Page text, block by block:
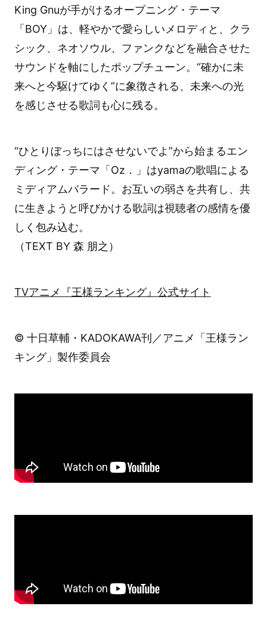
King Gnuが手がけるオープニング・テーマ
「BOY」は、軽やかで愛らしいメロディと、クラ
シック、ネオソウル、ファンクなどを融合させた
サウンドを軸にしたポップチューン。“確かに未
来へと今駆けてゆく”に象徴される、未来への光
を感じさせる歌詞も心に残る。
“ひとりぼっちにはさせないでよ”から始まるエン
ディング・テーマ「Oz．」はyamaの歌唱による
ミディアムバラード。お互いの弱さを共有し、共
に生きようと呼びかける歌詞は視聴者の感情を優
しく包み込む。
（TEXT BY 森 朋之）
TVアニメ『王様ランキング』公式サイト
© 十日草輔・KADOKAWA刊／アニメ「王様ラン
キング」製作委員会